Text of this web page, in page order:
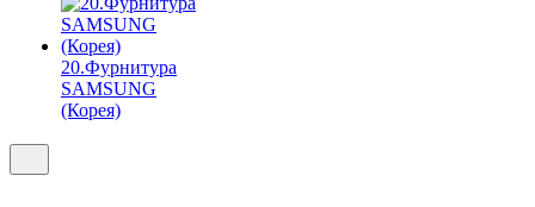
20.Фурнитура
SAMSUNG
(Корея)